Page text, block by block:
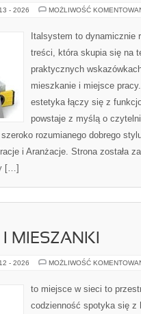
- 2026 MOŻLIWOŚĆ
Italsystem to dynamicznie
treści, która skupia się na
praktycznych
mieszkanie i miejsce
estetyka łączy się z
powstaje z myślą o
rozumianego dobrego
i Aranżacje. Strona została
[…]
I MIESZANKI
- 2026 MOŻLIWOŚĆ
to miejsce w sieci to
codzienność spotyka się z